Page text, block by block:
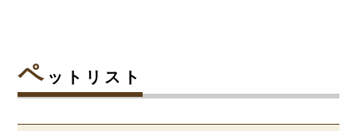
ペ ットリスト